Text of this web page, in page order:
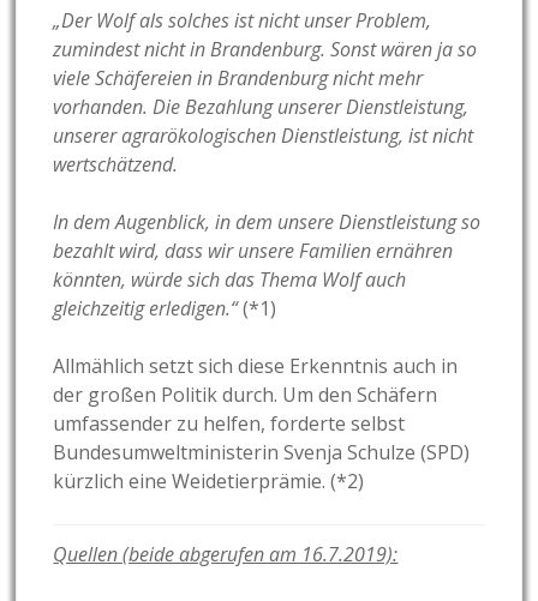
„Der Wolf als solches ist nicht unser Problem,
zumindest nicht in Brandenburg. Sonst wären ja so
viele Schäfereien in Brandenburg nicht mehr
vorhanden. Die Bezahlung unserer Dienstleistung,
unserer agrarökologischen Dienstleistung, ist nicht
wertschätzend.
In dem Augenblick, in dem unsere Dienstleistung so
bezahlt wird, dass wir unsere Familien ernähren
könnten, würde sich das Thema Wolf auch
gleichzeitig erledigen.“(*1)
Allmählich setzt sich diese Erkenntnis auch in
der großen Politik durch. Um den Schäfern
umfassender zu helfen, forderte selbst
Bundesumweltministerin Svenja Schulze (SPD)
kürzlich eine Weidetierprämie. (*2)
Quellen (beide abgerufen am 16.7.2019):